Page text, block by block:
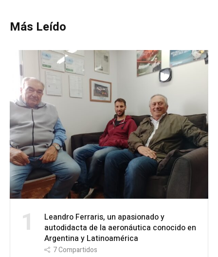
Más Leído
1
Leandro Ferraris, un apasionado y
autodidacta de la aeronáutica conocido en
Argentina y Latinoamérica
7Compartidos